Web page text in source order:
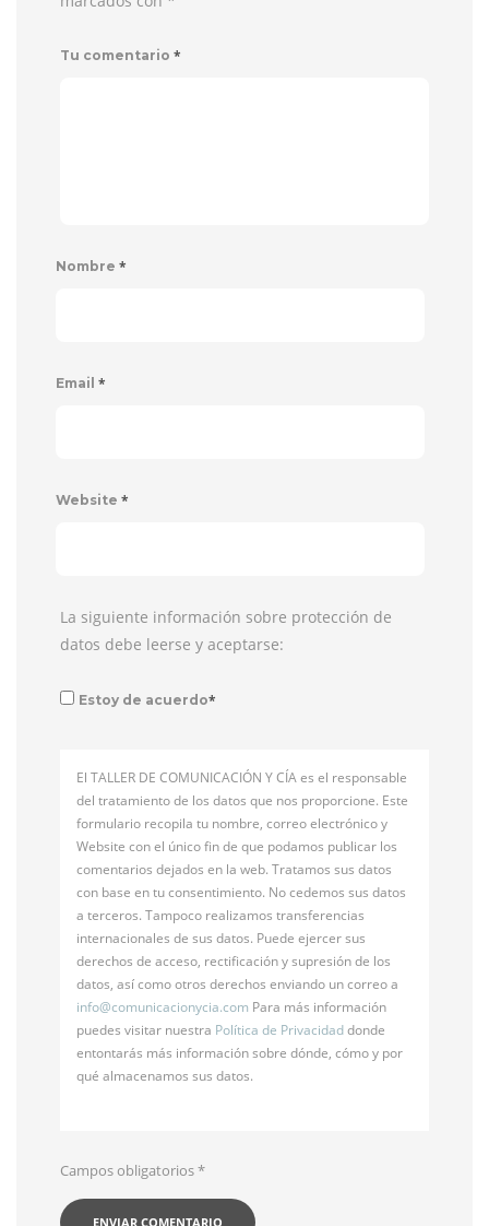
Tu comentario *
Nombre *
Email *
Website *
La siguiente información sobre protección de
datos debe leerse y aceptarse:
Estoy de acuerdo*
El TALLER DE COMUNICACIÓN Y CÍA es el responsable
del tratamiento de los datos que nos proporcione. Este
formulario recopila tu nombre, correo electrónico y
Website con el único fin de que podamos publicar los
comentarios dejados en la web. Tratamos sus datos
con base en tu consentimiento. No cedemos sus datos
a terceros. Tampoco realizamos transferencias
internacionales de sus datos. Puede ejercer sus
derechos de acceso, rectificación y supresión de los
datos, así como otros derechos enviando un correo a
info@comunicacionycia.com Para más información
puedes visitar nuestra Política de Privacidaddonde
entontarás más información sobre dónde, cómo y por
qué almacenamos sus datos.
Campos obligatorios*